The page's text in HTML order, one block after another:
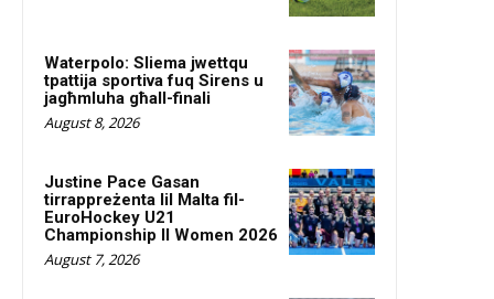
Waterpolo: Sliema jwettqu
tpattija sportiva fuq Sirens u
jagħmluha għall-finali
August 8, 2026
Justine Pace Gasan
tirrappreżenta lil Malta fil-
EuroHockey U21
Championship II Women 2026
August 7, 2026